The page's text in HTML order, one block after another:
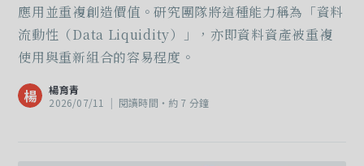
應用並重複創造價值。研究團隊將這種能力稱為「資料
流動性（Data Liquidity）」，亦即資料資產被重複
使用與重新組合的容易程度。
楊
楊育青
2026/07/11
| 閱讀時間‧約 7 分鐘